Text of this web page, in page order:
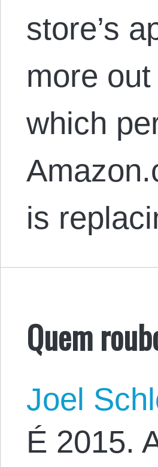
store’s
more
which
is
Quem
Joel
É 2015.